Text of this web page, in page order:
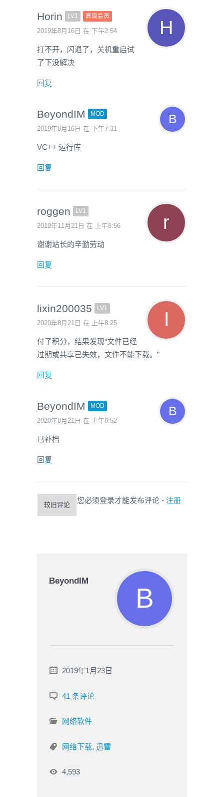
Horin LV1 高级会员
2019年8月16日 在 下午2:54
打不开，闪退了，关机重启试
了下没解决
回复
BeyondIM MOD
2019年8月16日 在 下午7:31
VC++ 运行库
回复
roggen LV1
2019年11月21日 在 上午8:56
谢谢站长的辛勤劳动
回复
lixin200035 LV1
2020年8月21日 在 上午8:25
付了积分，结果发现“文件已经
过期或共享已失效，文件不能下载。”
回复
BeyondIM MOD
2020年8月21日 在 上午8:52
已补档
回复
较旧评论
您必须登录才能发布评论 - 注册
BeyondIM
2019年1月23日
41 条评论
网络软件
网络下载, 迅雷
4,593